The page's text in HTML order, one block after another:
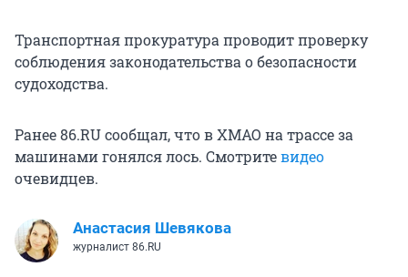
Транспортная прокуратура проводит проверку
соблюдения законодательства о безопасности
судоходства.
Ранее 86.RU сообщал, что в ХМАО на трассе за
машинами гонялся лось. Смотритевидео
очевидцев.
Анастасия Шевякова
журналист 86.RU